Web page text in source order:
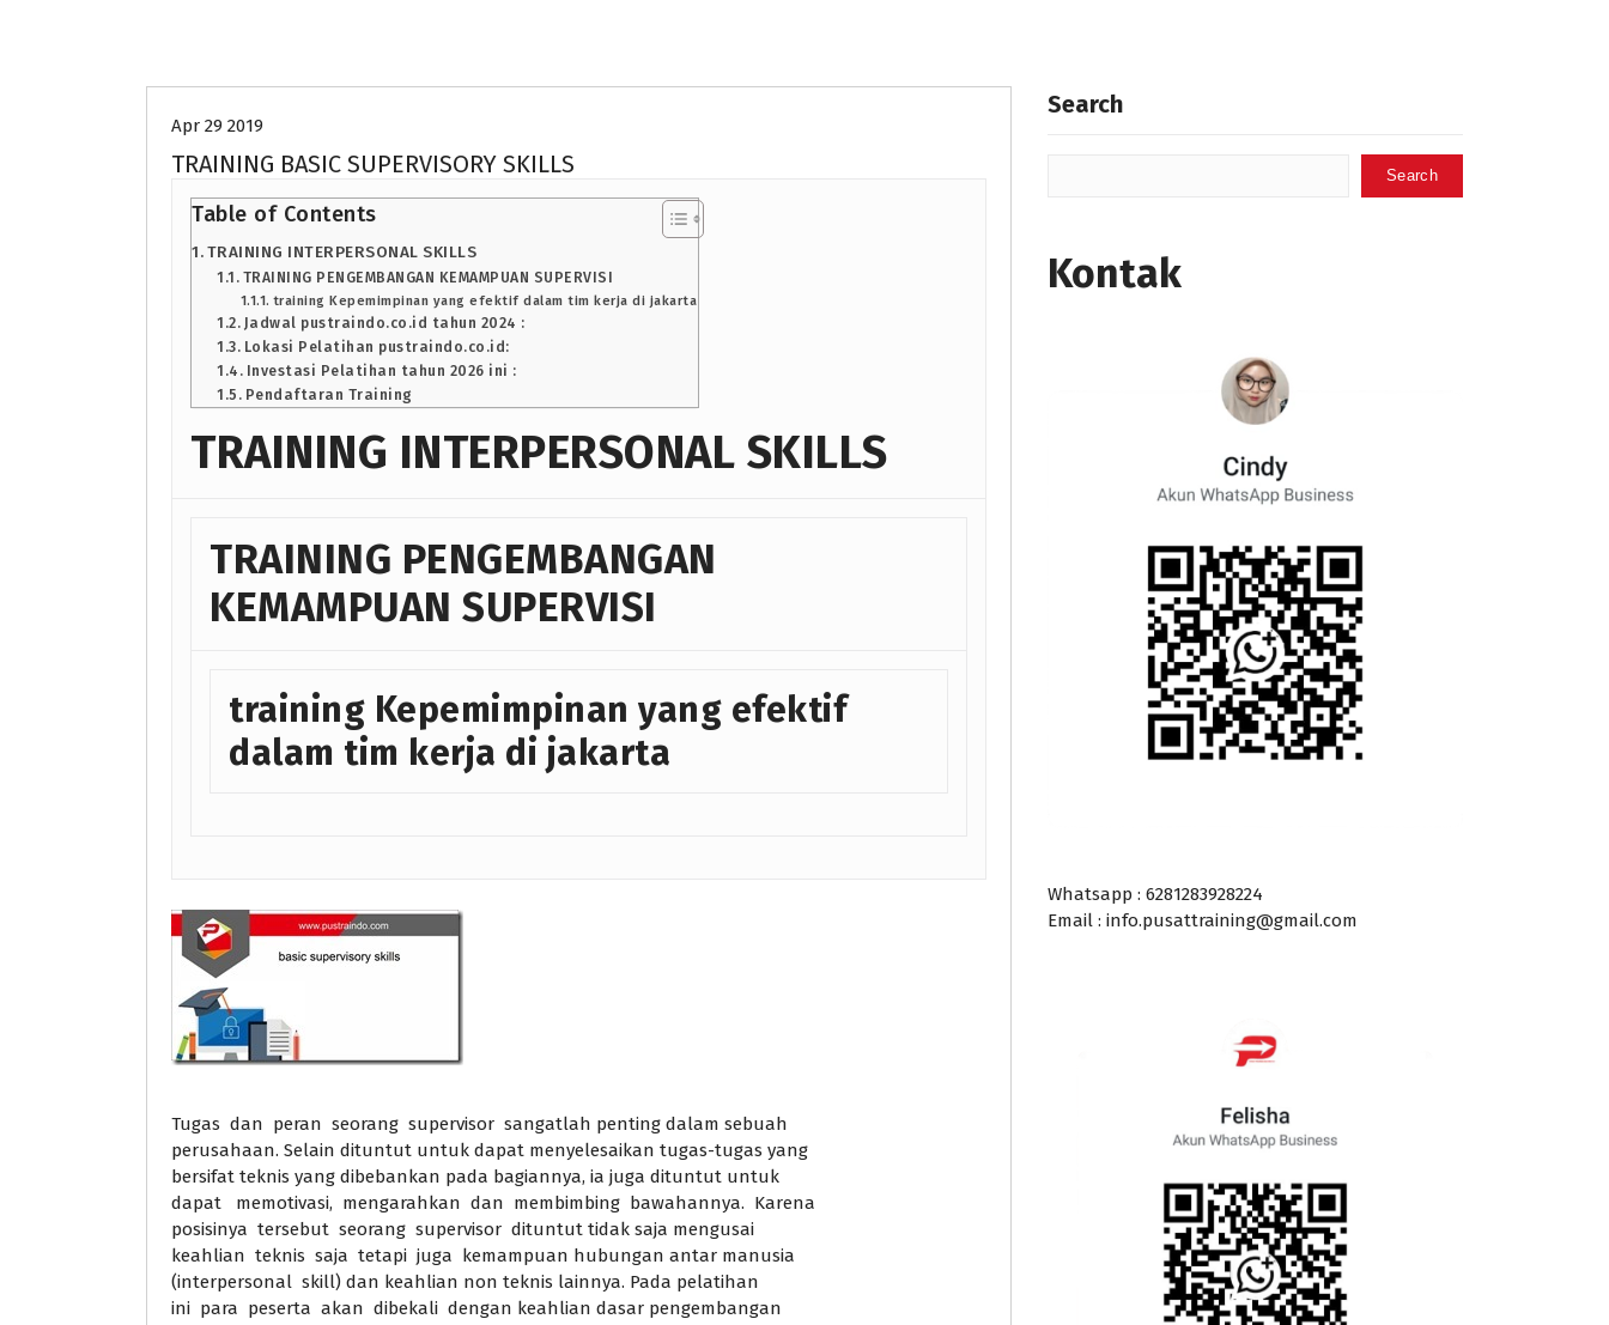
Apr 29 2019
TRAINING BASIC SUPERVISORY SKILLS
Table of Contents
TRAINING INTERPERSONAL SKILLS
TRAINING PENGEMBANGAN KEMAMPUAN SUPERVISI
training Kepemimpinan yang efektif dalam tim kerja di jakarta
Jadwal pustraindo.co.id tahun 2024 :
Lokasi Pelatihan pustraindo.co.id:
Investasi Pelatihan tahun 2026 ini :
Pendaftaran Training
TRAINING INTERPERSONAL SKILLS
TRAINING PENGEMBANGAN
KEMAMPUAN SUPERVISI
training Kepemimpinan yang efektif
dalam tim kerja di jakarta
Tugas dan peran seorang supervisor sangatlah penting dalam sebuah
perusahaan. Selain dituntut untuk dapat menyelesaikan tugas-tugas yang
bersifat teknis yang dibebankan pada bagiannya, ia juga dituntut untuk
dapat memotivasi, mengarahkan dan membimbing bawahannya. Karena
posisinya tersebut seorang supervisor dituntut tidak saja mengusai
keahlian teknis saja tetapi juga kemampuan hubungan antar manusia
(interpersonal skill) dan keahlian non teknis lainnya. Pada pelatihan
ini para peserta akan dibekali dengan keahlian dasar pengembangan
Search
Search
Kontak
Whatsapp : 6281283928224
Email : info.pusattraining@gmail.com